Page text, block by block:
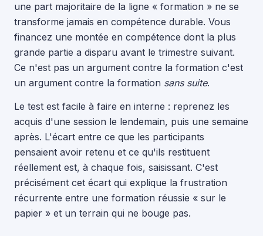
une part majoritaire de la ligne « formation » ne se
transforme jamais en compétence durable. Vous
financez une montée en compétence dont la plus
grande partie a disparu avant le trimestre suivant.
Ce n'est pas un argument contre la formation c'est
un argument contre la formation sans suite.
Le test est facile à faire en interne : reprenez les
acquis d'une session le lendemain, puis une semaine
après. L'écart entre ce que les participants
pensaient avoir retenu et ce qu'ils restituent
réellement est, à chaque fois, saisissant. C'est
précisément cet écart qui explique la frustration
récurrente entre une formation réussie « sur le
papier » et un terrain qui ne bouge pas.